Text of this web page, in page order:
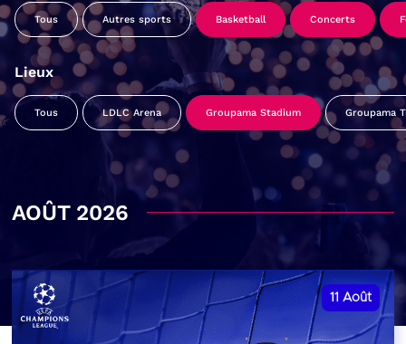
Tous Autres sports Basketball Concerts
Lieux
Tous LDLC Arena Groupama Stadium Groupama
AOÛT 2026
11 Août